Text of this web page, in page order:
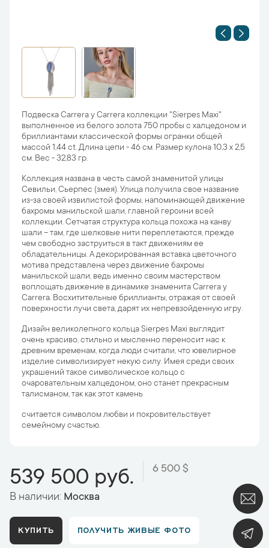
Подвеска Carrera y Carrera коллекции "Sierpes Maxi"
выполненное из белого золота 750 пробы с халцедоном и
бриллиантами классической формы огранки общей
массой 1,44 ct. Длина цепи - 46 см. Размер кулона 10,3 х 2,5
см. Вес - 32,83 гр.
Коллекция названа в честь самой знаменитой улицы
Севильи, Сьерпес (змея). Улица получила свое название
из-за своей извилистой формы, напоминающей движение
бахромы манильской шали, главной героини всей
коллекции. Сетчатая структура кольца похожа на канву
шали – там, где шелковые нити переплетаются, прежде
чем свободно заструиться в такт движениям ее
обладательницы. А декорированная вставка цветочного
мотива представлена через движение бахромы
манильской шали, ведь именно своим мастерством
воплощать движение в динамике знаменита Carrera y
Carrera. Восхитительные бриллианты, отражая от своей
поверхности лучи света, дарят их непревзойденную игру.
Дизайн великолепного кольца Sierpes Maxi выглядит
очень красиво, стильно и мысленно переносит нас к
древним временам, когда люди считали, что ювелирное
изделие символизирует некую силу. Имея среди своих
украшений такое символическое кольцо с
очаровательным халцедоном, оно станет прекрасным
талисманом, так как этот камень
считается символом любви и покровительствует
семейному счастью.
539 500 руб. 6 500 $
В наличии: Москва
КУПИТЬ ПОЛУЧИТЬ ЖИВЫЕ ФОТО